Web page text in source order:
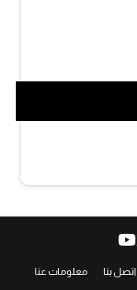
اتصل بنا معلومات عنا